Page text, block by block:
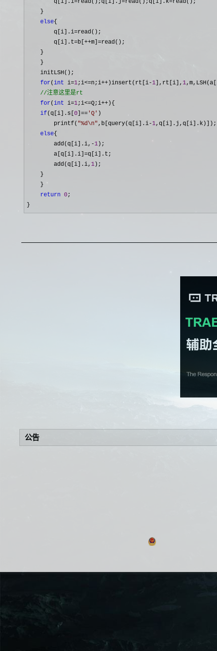
        q[i].i
=read();q[i].j=read();q[i].k=read();
    }
else{
        q[i].i
=read();
        q[i].t
=b[++m]=read();
    }
    }
    initLSH();
for (int i=1;i<=n;i++)insert(rt[i-1 ],rt[i], 1
//注意这里是rt
for (int i=1;i<=Q;i++ ){
if(q[i].s[ 0 ]== 'Q ' )
        printf(
"%d\n" ,b[query(q[i].i-1,q[i].j,q[i].k)]);
else{
        add(q[i].i,
-1 );
        a[q[i].i]
=q[i].t;
        add(q[i].i,
1 );
    }
    }
return 0;
}
公告